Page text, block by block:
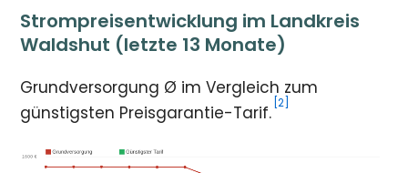
Strompreisentwicklung im Landkreis
Waldshut (letzte 13 Monate)
Grundversorgung Ø im Vergleich zum
günstigsten Preisgarantie-Tarif. [2]